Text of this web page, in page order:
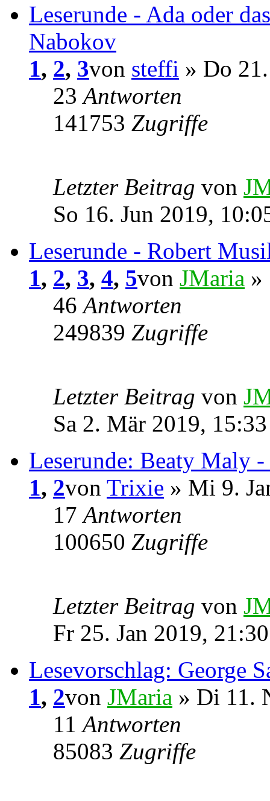
Leserunde - Ada oder
Nabokov
1, 2, 3von steffi » Do
23Antworten
141753 Zugriffe
Letzter Beitrag von
So 16. Jun 2019,
Leserunde - Robert
1, 2, 3, 4, 5von JMaria »
46Antworten
249839 Zugriffe
Letzter Beitrag von
Sa 2. Mär 2019, 15:33
Leserunde: Beaty Maly
1, 2von Trixie » Mi 9.
17Antworten
100650 Zugriffe
Letzter Beitrag von
Fr 25. Jan 2019, 21:30
Lesevorschlag: George
1, 2von JMaria » Di 11.
11Antworten
85083 Zugriffe